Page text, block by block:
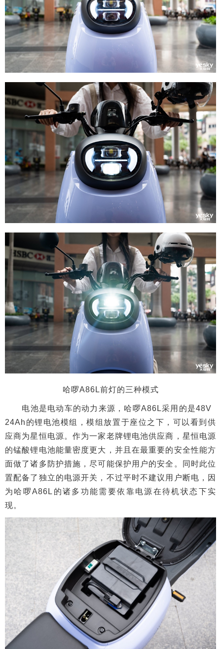
哈啰A86L前灯的三种模式
电池是电动车的动力来源，哈啰A86L采用的是48V
24Ah的锂电池模组，模组放置于座位之下，可以看到供
应商为星恒电源。作为一家老牌锂电池供应商，星恒电源
的锰酸锂电池能量密度更大，并且在最重要的安全性能方
面做了诸多防护措施，尽可能保护用户的安全。同时此位
置配备了独立的电源开关，不过平时不建议用户断电，因
为哈啰A86L的诸多功能需要依靠电源在待机状态下实
现。